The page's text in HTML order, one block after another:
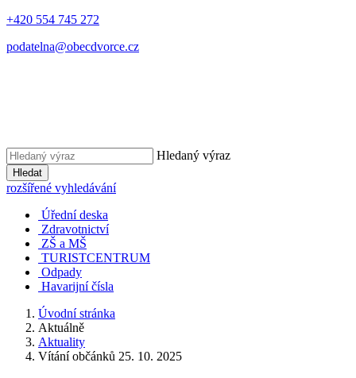
+420 554 745 272
podatelna@obecdvorce.cz
Hledaný výraz
Hledat
rozšířené vyhledávání
Úřední deska
Zdravotnictví
ZŠ a MŠ
TURISTCENTRUM
Odpady
Havarijní čísla
Úvodní stránka
Aktuálně
Aktuality
Vítání občánků 25. 10. 2025